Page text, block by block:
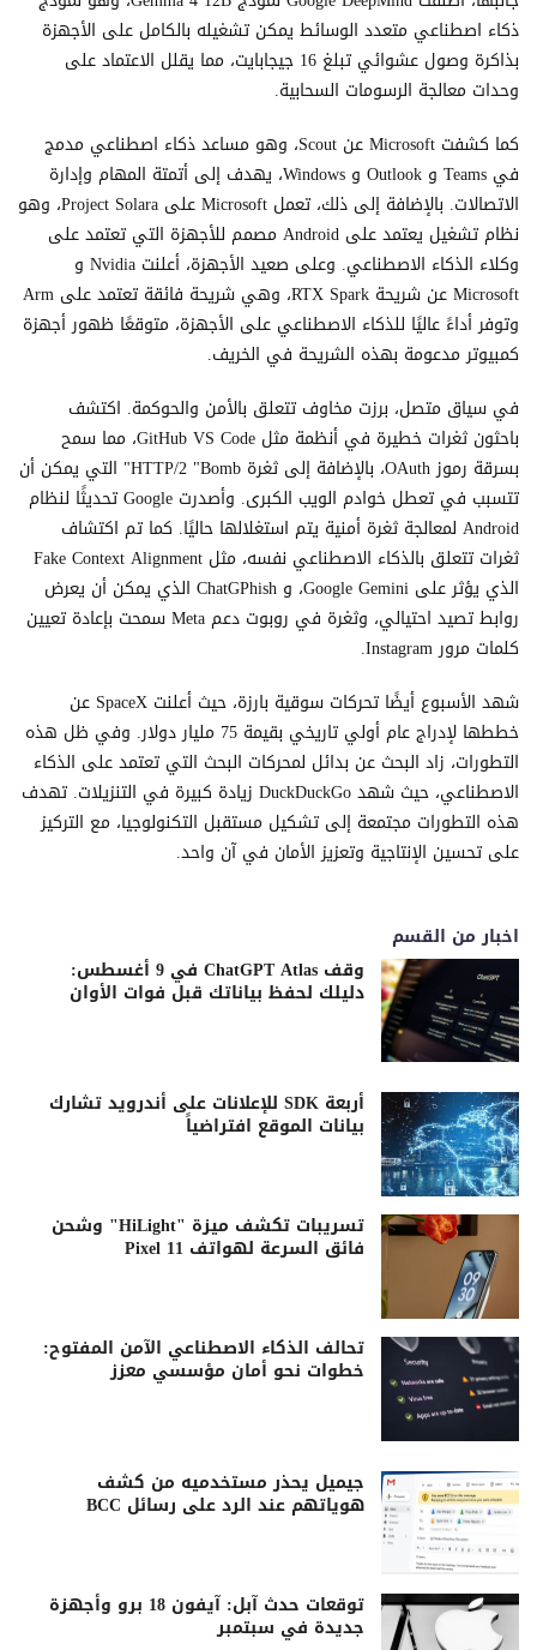
ذكاء اصطناعي متعدد الوسائط يمكن تشغيله بالكامل على الأجهزة
بذاكرة وصول عشوائي تبلغ 16 جيجابايت، مما يقلل الاعتماد على
وحدات معالجة الرسومات السحابية.
كما كشفت Microsoft عن Scout، وهو مساعد ذكاء اصطناعي مدمج
في Teams و Outlook و Windows، يهدف إلى أتمتة المهام وإدارة
الاتصالات. بالإضافة إلى ذلك، تعمل Microsoft على Project Solara، وهو
نظام تشغيل يعتمد على Android مصمم للأجهزة التي تعتمد على
وكلاء الذكاء الاصطناعي. وعلى صعيد الأجهزة، أعلنت Nvidia و
Microsoft عن شريحة RTX Spark، وهي شريحة فائقة تعتمد على Arm
وتوفر أداءً عاليًا للذكاء الاصطناعي على الأجهزة، متوقعًا ظهور أجهزة
كمبيوتر مدعومة بهذه الشريحة في الخريف.
في سياق متصل، برزت مخاوف تتعلق بالأمن والحوكمة. اكتشف
باحثون ثغرات خطيرة في أنظمة مثل GitHub VS Code، مما سمح
بسرقة رموز OAuth، بالإضافة إلى ثغرة HTTP/2 "Bomb" التي يمكن أن
تتسبب في تعطل خوادم الويب الكبرى. وأصدرت Google تحديثًا لنظام
Android لمعالجة ثغرة أمنية يتم استغلالها حاليًا. كما تم اكتشاف
ثغرات تتعلق بالذكاء الاصطناعي نفسه، مثل Fake Context Alignment
الذي يؤثر على Google Gemini، و ChatGPhish الذي يمكن أن يعرض
روابط تصيد احتيالي، وثغرة في روبوت دعم Meta سمحت بإعادة تعيين
كلمات مرور Instagram.
شهد الأسبوع أيضًا تحركات سوقية بارزة، حيث أعلنت SpaceX عن
خططها لإدراج عام أولي تاريخي بقيمة 75 مليار دولار. وفي ظل هذه
التطورات، زاد البحث عن بدائل لمحركات البحث التي تعتمد على الذكاء
الاصطناعي، حيث شهد DuckDuckGo زيادة كبيرة في التنزيلات. تهدف
هذه التطورات مجتمعة إلى تشكيل مستقبل التكنولوجيا، مع التركيز
على تحسين الإنتاجية وتعزيز الأمان في آن واحد.
اخبار من القسم
وقف ChatGPT Atlas في 9 أغسطس:
دليلك لحفظ بياناتك قبل فوات الأوان
أربعة SDK للإعلانات على أندرويد تشارك
بيانات الموقع افتراضياً
تسريبات تكشف ميزة "HiLight" وشحن
فائق السرعة لهواتف Pixel 11
تحالف الذكاء الاصطناعي الآمن المفتوح:
خطوات نحو أمان مؤسسي معزز
جيميل يحذر مستخدميه من كشف
هوياتهم عند الرد على رسائل BCC
توقعات حدث آبل: آيفون 18 برو وأجهزة
جديدة في سبتمبر